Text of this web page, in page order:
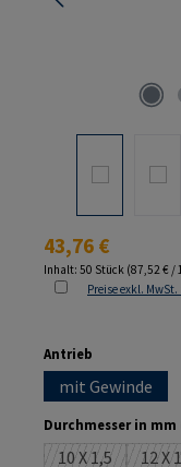
Regulärer Preis:
43,76 €
Inhalt: 50 Stück (87,52 € /
Preise exkl.
Antrieb
mit Gewinde
Durchmesser in mm
10 X 1,5 12 X